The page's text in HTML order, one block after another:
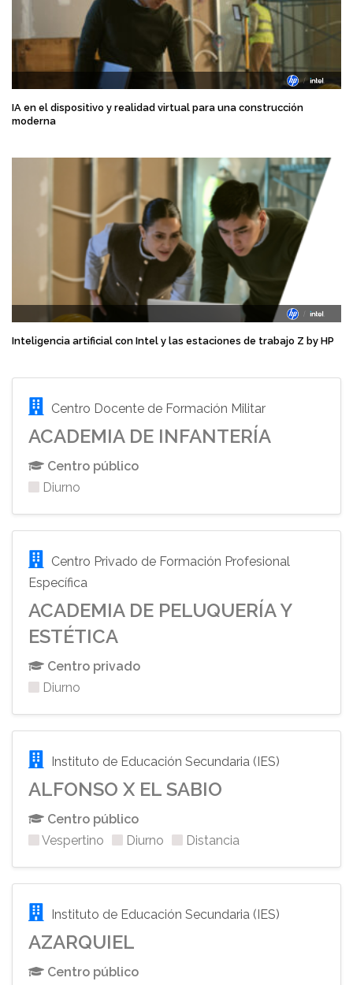
IA en el dispositivo y realidad virtual para una construcción
moderna
Inteligencia artificial con Intel y las estaciones de trabajo Z by HP
Centro Docente de Formación Militar
ACADEMIA DE INFANTERÍA
Centro público
Diurno
Centro Privado de Formación Profesional
Específica
ACADEMIA DE PELUQUERÍA Y
ESTÉTICA
Centro privado
Diurno
Instituto de Educación Secundaria (IES)
ALFONSO X EL SABIO
Centro público
Vespertino
Diurno Distancia
Instituto de Educación Secundaria (IES)
AZARQUIEL
Centro público